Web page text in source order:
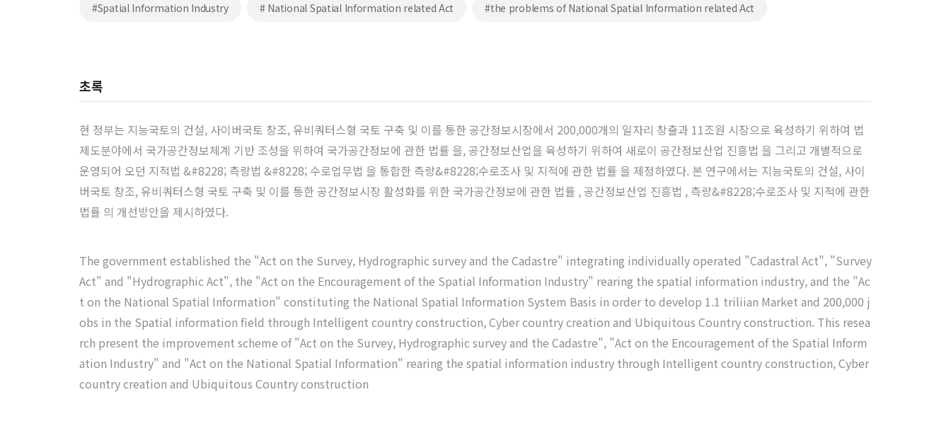
#Spatial Information Industry # National Spatial Information related Act #the problems of National Spatial Information related Act
초록
현 정부는 지능국토의 건설, 사이버국토 창조, 유비쿼터스형 국토 구축 및 이를 통한 공간정보시장에서 200,000개의 일자리 창출과 11조원 시장으로 육성하기 위하여 법
제도분야에서 국가공간정보체계 기반 조성을 위하여 국가공간정보에 관한 법률 을, 공간정보산업을 육성하기 위하여 새로이 공간정보산업 진흥법 을 그리고 개별적으로
운영되어 오던 지적법 &#8228; 측량법 &#8228; 수로업무법 을 통합한 측량&#8228;수로조사 및 지적에 관한 법률 을 제정하였다. 본 연구에서는 지능국토의 건설, 사이
버국토 창조, 유비쿼터스형 국토 구축 및 이를 통한 공간정보시장 활성화를 위한 국가공간정보에 관한 법률 , 공간정보산업 진흥법 , 측량&#8228;수로조사 및 지적에 관한
법률 의 개선방안을 제시하였다.
The government established the "Act on the Survey, Hydrographic survey and the Cadastre" integrating individually operated "Cadastral Act", "Survey
Act" and "Hydrographic Act", the "Act on the Encouragement of the Spatial Information Industry" rearing the spatial information industry, and the "Ac
t on the National Spatial Information" constituting the National Spatial Information System Basis in order to develop 1.1 triliian Market and 200,000 j
obs in the Spatial information field through Intelligent country construction, Cyber country creation and Ubiquitous Country construction. This resea
rch present the improvement scheme of "Act on the Survey, Hydrographic survey and the Cadastre", "Act on the Encouragement of the Spatial Inform
ation Industry" and "Act on the National Spatial Information" rearing the spatial information industry through Intelligent country construction, Cyber
country creation and Ubiquitous Country construction